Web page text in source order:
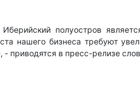
полуостров
нашего бизнеса требуют
приводятся в пресс-релизе